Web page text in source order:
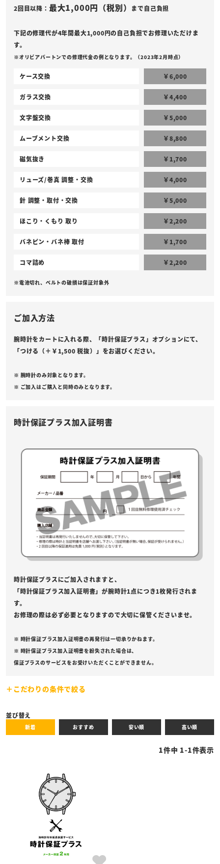
2回目以降： 最大1,000円（税別） まで自己負担
下記の修理代が4年間最大1,000円の自己負担でお修理いただけま
す。
※オリビアバートンでの修理代金の例となります。（2023年2月時点）
ケース交換 ￥6,000
ガラス交換 ￥4,400
文字盤交換 ￥5,000
ムーブメント交換 ￥8,800
磁気抜き ￥1,700
リューズ/巻真 調整・交換 ￥4,000
針 調整・取付・交換 ￥5,000
ほこり・くもり 取り ￥2,200
バネピン・バネ棒 取付 ￥1,700
コマ詰め ￥2,200
※電池切れ、ベルトの破損は保証対象外
ご加入方法
腕時計をカートに入れる際、「時計保証プラス」オプションにて、
「つける（＋￥1,500 税抜）」をお選びください。
※ 腕時計のみ対象となります。
※ ご加入はご購入と同時のみとなります。
時計保証プラス加入証明書
時計保証プラスにご加入されますと、
「時計保証プラス加入証明書」が腕時計1点につき1枚発行されま
す。
お修理の際は必ず必要となりますので大切に保管くださいませ。
※ 時計保証プラス加入証明書の再発行は一切承りかねます。
※ 時計保証プラス加入証明書を紛失された場合は、
保証プラスのサービスをお受けいただくことができません。
こだわりの条件で絞る
全ての商品
ブランド
並び替え
新着 おすすめ 安い順 高い順
1件中 1-1件表示